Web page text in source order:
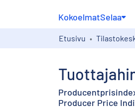
KokoelmatSelaa
Etusivu
Producer Price